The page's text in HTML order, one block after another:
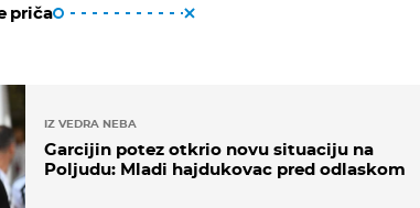
priča
IZ VEDRA NEBA
Garcijin potez otkrio novu situaciju na
Poljudu: Mladi hajdukovac pred odlaskom